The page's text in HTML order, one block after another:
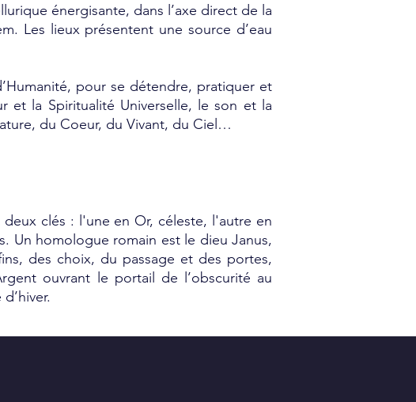
énergisante, dans l’axe direct de la
Les lieux présentent une source d’eau
pour se détendre, pratiquer et
et la Spiritualité Universelle, le son et la
du Coeur, du Vivant, du Ciel…
clés : l'une en Or, céleste, l'autre en
Un homologue romain est le dieu Janus,
des choix, du passage et des portes,
ouvrant le portail de l’obscurité au